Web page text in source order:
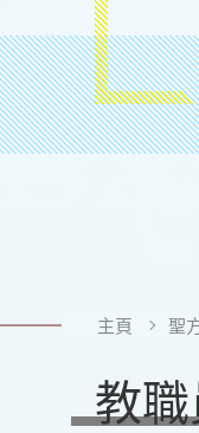
主頁 聖
教